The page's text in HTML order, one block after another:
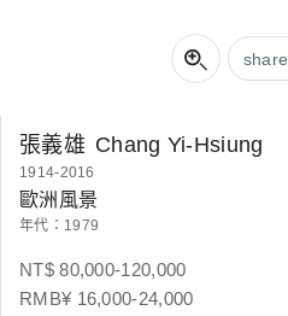
share
張義雄 Chang Yi-Hsiung
1914-2016
歐洲風景
年代：1979
NT$ 80,000-120,000
RMB¥ 16,000-24,000